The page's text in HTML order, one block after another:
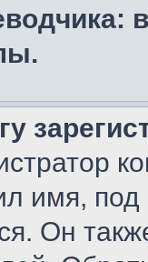
имя,
Он